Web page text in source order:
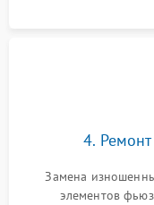
4.
Замена
элементов